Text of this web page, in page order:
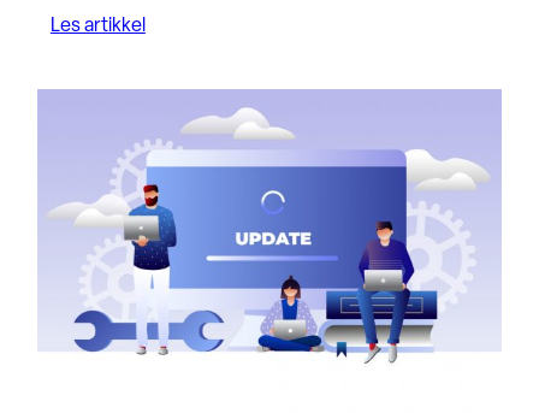
Les artikkel